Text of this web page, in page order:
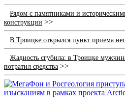
Рядом с памятниками и
конструкции >>
В Троицке открылся пункт приема
Жадность сгубила: в Троицке
потратил средства >>